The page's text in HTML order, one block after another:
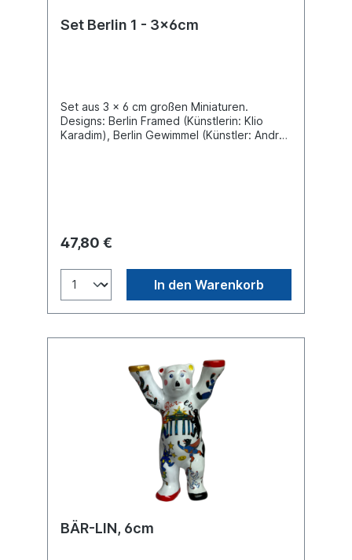
Set Berlin 1 - 3x6cm
Set aus 3 x 6 cm großen Miniaturen.
Designs: Berlin Framed (Künstlerin: Klio
Karadim), Berlin Gewimmel (Künstler: Andrej
47,80 €
In den Warenkorb
BÄR-LIN, 6cm